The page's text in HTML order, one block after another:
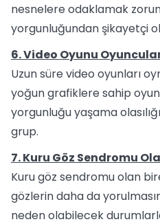
nesnelere odaklamak
yorgunluğundan şikayetçi
6. Video Oyunu
Uzun süre video oyunları
yoğun grafiklere sahip
yorgunluğu yaşama
grup.
7. Kuru Göz Sendromu
Kuru göz sendromu olan
gözlerin daha da
neden olabilecek